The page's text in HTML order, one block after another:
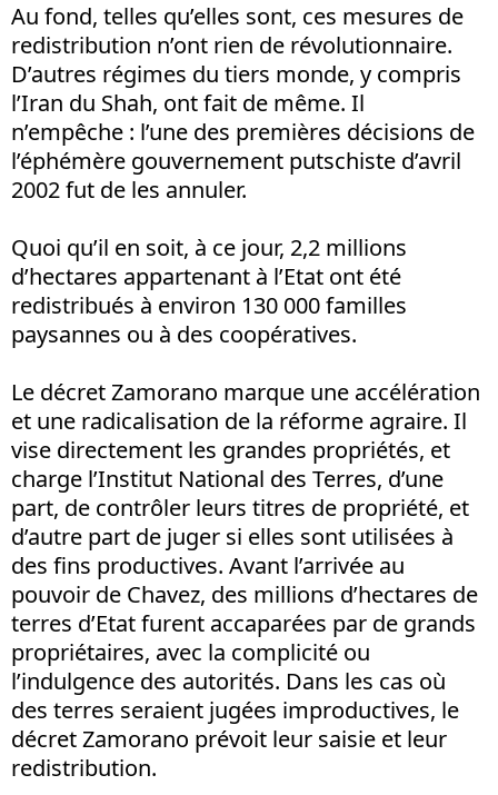
Au fond, telles qu’elles sont, ces mesures de
redistribution n’ont rien de révolutionnaire.
D’autres régimes du tiers monde, y compris
l’Iran du Shah, ont fait de même. Il
n’empêche : l’une des premières décisions de
l’éphémère gouvernement putschiste d’avril
2002 fut de les annuler.
Quoi qu’il en soit, à ce jour, 2,2 millions
d’hectares appartenant à l’Etat ont été
redistribués à environ 130 000 familles
paysannes ou à des coopératives.
Le décret Zamorano marque une accélération
et une radicalisation de la réforme agraire. Il
vise directement les grandes propriétés, et
charge l’Institut National des Terres, d’une
part, de contrôler leurs titres de propriété, et
d’autre part de juger si elles sont utilisées à
des fins productives. Avant l’arrivée au
pouvoir de Chavez, des millions d’hectares de
terres d’Etat furent accaparées par de grands
propriétaires, avec la complicité ou
l’indulgence des autorités. Dans les cas où
des terres seraient jugées improductives, le
décret Zamorano prévoit leur saisie et leur
redistribution.